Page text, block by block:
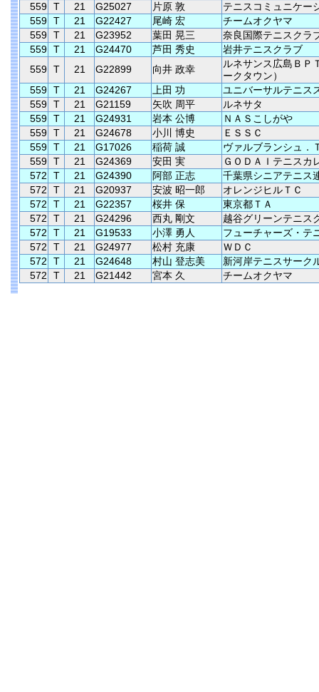
559 T 21 G25027 片原 敦
テニスコミュニケー
559 T 21 G22427 尾崎 宏
チームオクヤマ
559 T 21 G23952 葉田 晃三
奈良国際テニスクラ
559 T 21 G24470 芦田 秀史
岩井テニスクラブ
559 T 21 G22899 向井 政幸
ルネサンス広島ＢＰ
ークタウン）
559 T 21 G24267 上田 功
ユニバーサルテニス
559 T 21 G21159 矢吹 周平
ルネサタ
559 T 21 G24931 岩本 公博
ＮＡＳこしがや
559 T 21 G24678 小川 博史
ＥＳＳＣ
559 T 21 G17026 稲荷 誠
ヴァルブランシュ．
559 T 21 G24369 安田 実
ＧＯＤＡＩテニスカ
572
T 21 G24390 阿部 正志
千葉県シニアテニス
572
T 21 G20937 安波 昭一郎
オレンジヒルＴＣ
572
T 21 G22357 桜井 保
東京都ＴＡ
572
T 21 G24296 西丸 剛文
越谷グリーンテニス
572
T 21 G19533 小澤 勇人
フューチャーズ・テ
572
T 21 G24977 松村 充康
ＷＤＣ
572
T 21 G24648 村山 登志美
新河岸テニスサーク
572
T 21 G21442 宮本 久 チームオクヤマ